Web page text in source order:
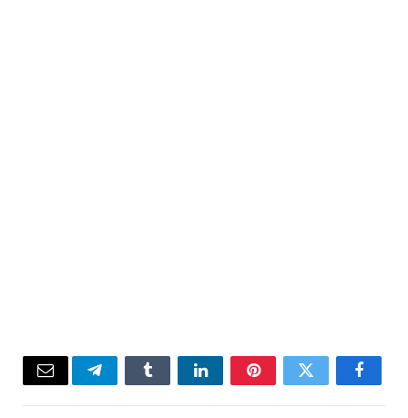
Facebook
Twitter
Pinterest
LinkedIn
Tumblr
Telegram
Email